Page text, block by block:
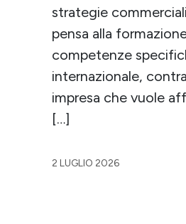
strategie
pensa alla
competenze
internazionale,
impresa che vuole
[…]
2 LUGLIO 2026